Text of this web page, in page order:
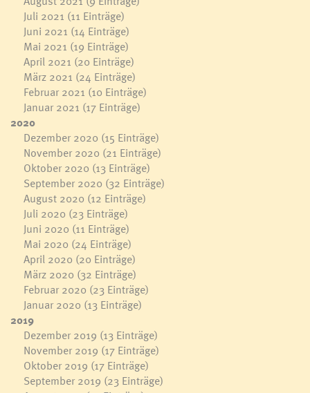
Juli 2021 (11 Einträge)
Juni 2021 (14 Einträge)
Mai 2021 (19 Einträge)
April 2021 (20 Einträge)
März 2021 (24 Einträge)
Februar 2021 (10 Einträge)
Januar 2021 (17 Einträge)
2020
Dezember 2020 (15 Einträge)
November 2020 (21 Einträge)
Oktober 2020 (13 Einträge)
September 2020 (32 Einträge)
August 2020 (12 Einträge)
Juli 2020 (23 Einträge)
Juni 2020 (11 Einträge)
Mai 2020 (24 Einträge)
April 2020 (20 Einträge)
März 2020 (32 Einträge)
Februar 2020 (23 Einträge)
Januar 2020 (13 Einträge)
2019
Dezember 2019 (13 Einträge)
November 2019 (17 Einträge)
Oktober 2019 (17 Einträge)
September 2019 (23 Einträge)